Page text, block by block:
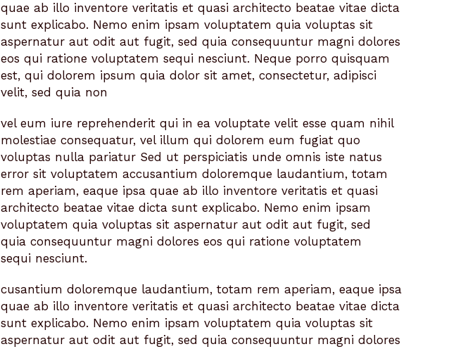
quae ab illo inventore veritatis et quasi architecto beatae vitae dicta
sunt explicabo. Nemo enim ipsam voluptatem quia voluptas sit
aspernatur aut odit aut fugit, sed quia consequuntur magni dolores
eos qui ratione voluptatem sequi nesciunt. Neque porro quisquam
est, qui dolorem ipsum quia dolor sit amet, consectetur, adipisci
velit, sed quia non
vel eum iure reprehenderit qui in ea voluptate velit esse quam nihil
molestiae consequatur, vel illum qui dolorem eum fugiat quo
voluptas nulla pariatur Sed ut perspiciatis unde omnis iste natus
error sit voluptatem accusantium doloremque laudantium, totam
rem aperiam, eaque ipsa quae ab illo inventore veritatis et quasi
architecto beatae vitae dicta sunt explicabo. Nemo enim ipsam
voluptatem quia voluptas sit aspernatur aut odit aut fugit, sed
quia consequuntur magni dolores eos qui ratione voluptatem
sequi nesciunt.
cusantium doloremque laudantium, totam rem aperiam, eaque ipsa
quae ab illo inventore veritatis et quasi architecto beatae vitae dicta
sunt explicabo. Nemo enim ipsam voluptatem quia voluptas sit
aspernatur aut odit aut fugit, sed quia consequuntur magni dolores